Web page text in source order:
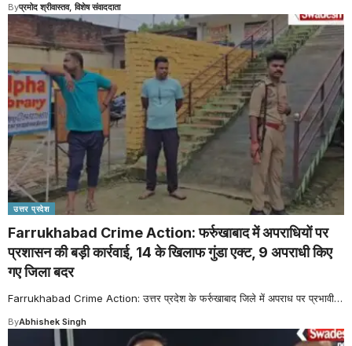
Byप्रमोद श्रीवास्तव, विशेष संवाददाता
उत्तर प्रदेश
Farrukhabad Crime Action: फर्रुखाबाद में अपराधियों पर
प्रशासन की बड़ी कार्रवाई, 14 के खिलाफ गुंडा एक्ट, 9 अपराधी किए
गए जिला बदर
Farrukhabad Crime Action: उत्तर प्रदेश के फर्रुखाबाद जिले में अपराध पर प्रभावी…
ByAbhishek Singh